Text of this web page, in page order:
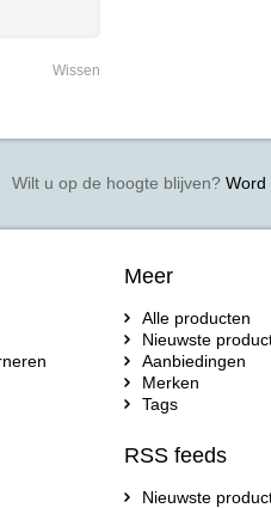
Wissen
Wilt u op de hoogte blijven?Word
Meer
Alle producten
Nieuwste
Aanbiedingen
Merken
Tags
RSS feeds
Nieuwste